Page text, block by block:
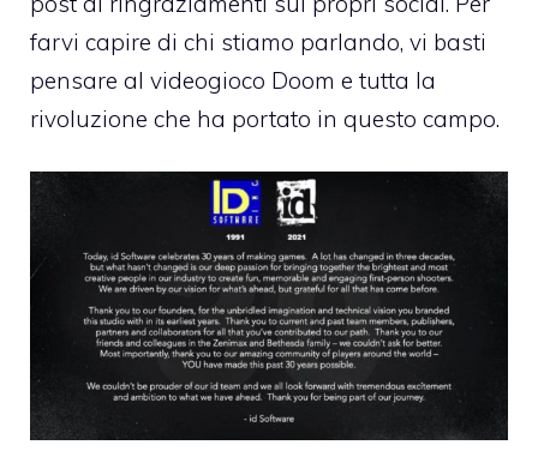
farvi capire di chi stiamo parlando, vi basti
pensare al videogioco Doom e tutta la
rivoluzione che ha portato in questo campo.